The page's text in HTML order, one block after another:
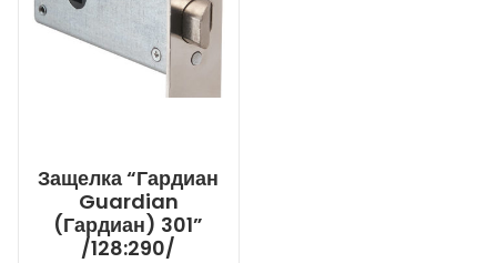
Защелка “Гардиан
Guardian
(Гардиан) 301”
/128:290/